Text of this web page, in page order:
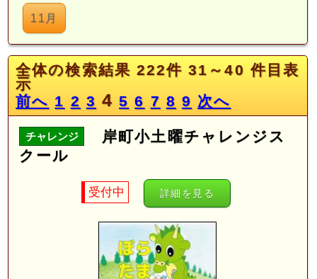
11月
全体の検索結果 222件 31～40 件目表
示
前へ 1 2 3 4 5 6 7 8 9 次へ
チャレンジ
岸町小土曜チャレンジス
クール
受付中 詳細を見る